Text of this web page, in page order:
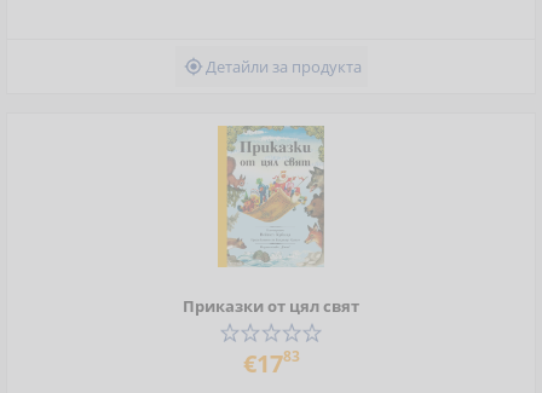
Детайли за продукта
Приказки от цял свят
€1783